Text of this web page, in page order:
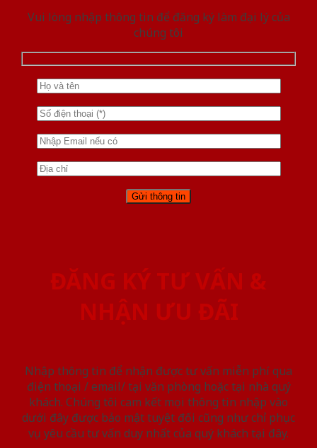
Vui lòng nhập thông tin để đăng ký làm đại lý của
chúng tôi
ĐĂNG KÝ TƯ VẤN &
NHẬN ƯU ĐÃI
Nhập thông tin để nhận được tư vấn miễn phí qua
điện thoại / email/ tại văn phòng hoặc tại nhà quý
khách. Chúng tôi cam kết mọi thông tin nhập vào
dưới đây được bảo mật tuyệt đối cũng như chỉ phục
vụ yêu cầu tư vấn duy nhất của quý khách tại đây.